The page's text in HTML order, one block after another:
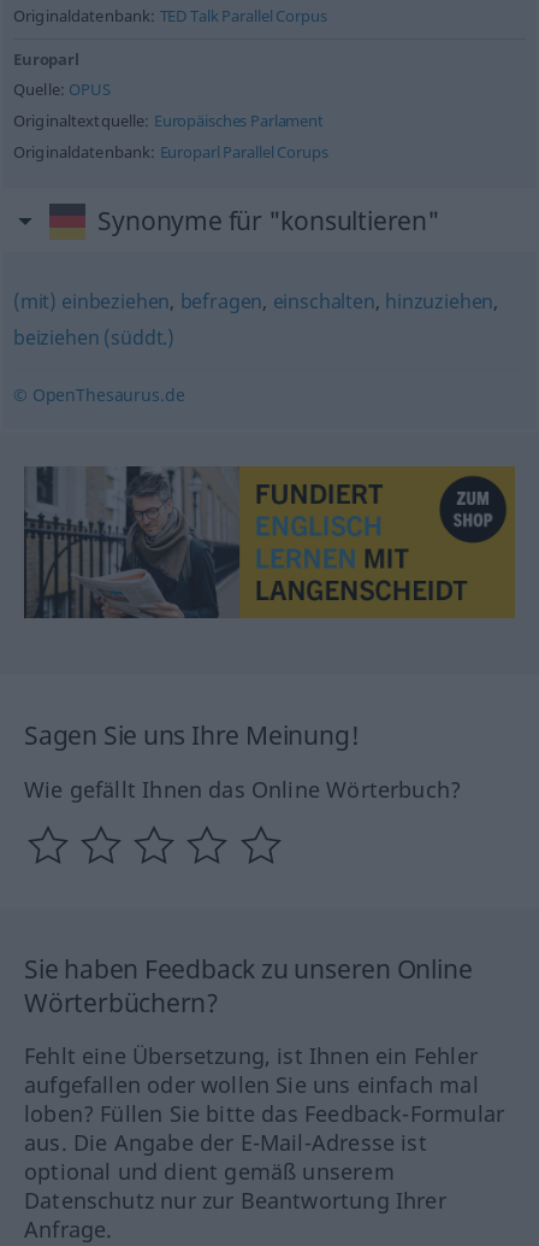
Originaldatenbank: TED Talk Parallel Corpus
Europarl
Quelle: OPUS
Originaltextquelle: Europäisches Parlament
Originaldatenbank: Europarl Parallel Corups
Synonyme für "konsultieren"
(mit) einbeziehen, befragen, einschalten, hinzuziehen,
beiziehen (süddt.)
© OpenThesaurus.de
Sagen Sie uns Ihre Meinung!
Wie gefällt Ihnen das Online Wörterbuch?
Sie haben Feedback zu unseren Online
Wörterbüchern?
Fehlt eine Übersetzung, ist Ihnen ein Fehler
aufgefallen oder wollen Sie uns einfach mal
loben? Füllen Sie bitte das Feedback-Formular
aus. Die Angabe der E-Mail-Adresse ist
optional und dient gemäß unserem
Datenschutz nur zur Beantwortung Ihrer
Anfrage.